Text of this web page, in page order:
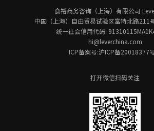
食裕商务咨询（上海）有限公司
中国（上海）自由贸易试验区富特北路211
统一社会信用代码:
hi@leverchina.com
ICP备案号:沪ICP备20018377
打开微信扫码关注